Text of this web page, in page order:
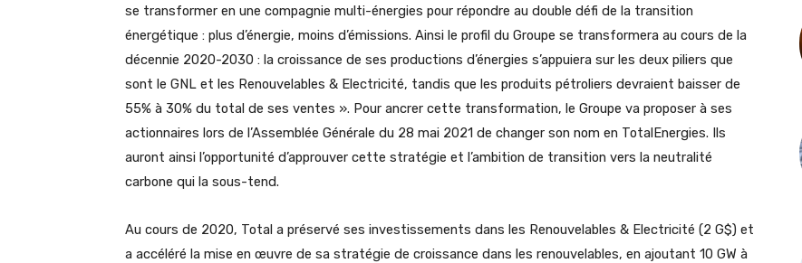
se transformer en une compagnie multi-énergies pour répondre au double défi de la transition
énergétique : plus d’énergie, moins d’émissions. Ainsi le profil du Groupe se transformera au cours de la
décennie 2020-2030 : la croissance de ses productions d’énergies s’appuiera sur les deux piliers que
sont le GNL et les Renouvelables & Electricité, tandis que les produits pétroliers devraient baisser de
55% à 30% du total de ses ventes ». Pour ancrer cette transformation, le Groupe va proposer à ses
actionnaires lors de l’Assemblée Générale du 28 mai 2021 de changer son nom en TotalEnergies. Ils
auront ainsi l’opportunité d’approuver cette stratégie et l’ambition de transition vers la neutralité
carbone qui la sous-tend.
Au cours de 2020, Total a préservé ses investissements dans les Renouvelables & Electricité (2 G$) et
a accéléré la mise en œuvre de sa stratégie de croissance dans les renouvelables, en ajoutant 10 GW à